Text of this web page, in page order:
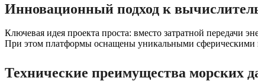
Инновационный подход к
Ключевая идея проекта проста: вместо затратной передачи
При этом платформы оснащены уникальными сферическими
Технические преимущества морских